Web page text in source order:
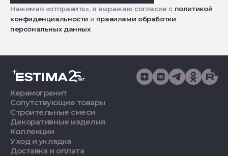
Нажимая «отправить», я выражаю согласие с политикой
конфиденциальности и правилами обработки
персональных данных
Керамогранит
Сопутствующие товары
Строительные смеси
Декоративные изделия
Коллекции
Уход и укладка
Доставка и оплата